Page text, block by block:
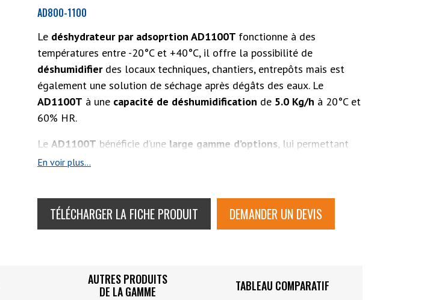
AD800-1100
Le déshydrateur par adsoprtion AD1100T fonctionne à des
températures entre -20°C et +40°C, il offre la possibilité de
déshumidifierdes locaux techniques, chantiers, entrepôts mais est
également une solution de séchage après dégâts des eaux. Le
AD1100T à une capacité de déshumidification de 5.0 Kg/h à 20°C et
60% HR.
Le AD1100T bénéficie d’une large gamme d’options, lui permettant
de s’adapter aux besoins spécifiques (Sonde de température/%HR,
ou mécaniques.
En voir plus...
TÉLÉCHARGER LA FICHE PRODUIT DEMANDER UN DEVIS
AUTRES PRODUITS
DE LA GAMME
TABLEAU COMPARATIF